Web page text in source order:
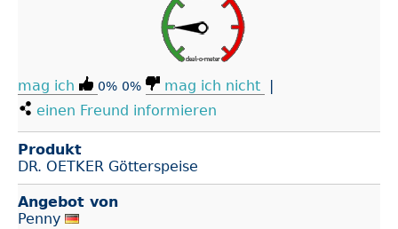
mag ich 0% 0% mag ich nicht
einen Freund informieren
Produkt
DR. OETKER Götterspeise
Angebot von
Penny